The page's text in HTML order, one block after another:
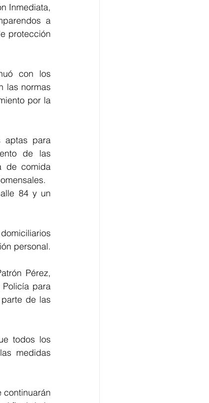
Inmediata,
a
protección
con los
las normas
por la
aptas para
de las
de comida
84 y un
personal.
Pérez,
para
de las
todos los
medidas
continuarán